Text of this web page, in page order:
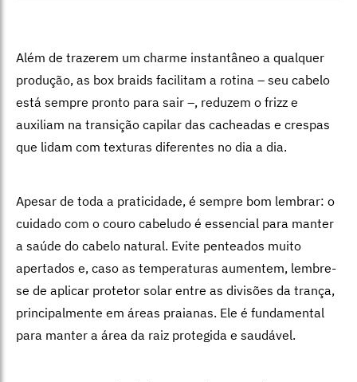
Além de trazerem um charme instantâneo a qualquer
produção, as box braids facilitam a rotina – seu cabelo
está sempre pronto para sair –, reduzem o frizz e
auxiliam na transição capilar das cacheadas e crespas
que lidam com texturas diferentes no dia a dia.
Apesar de toda a praticidade, é sempre bom lembrar: o
cuidado com o couro cabeludo é essencial para manter
a saúde do cabelo natural. Evite penteados muito
apertados e, caso as temperaturas aumentem, lembre-
se de aplicar protetor solar entre as divisões da trança,
principalmente em áreas praianas. Ele é fundamental
para manter a área da raiz protegida e saudável.